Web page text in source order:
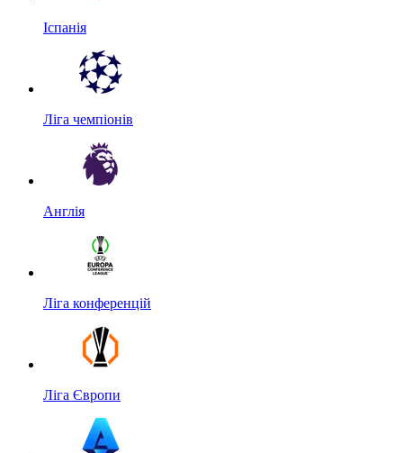
Іспанія
Ліга чемпіонів
Англія
Ліга конференцій
Ліга Європи